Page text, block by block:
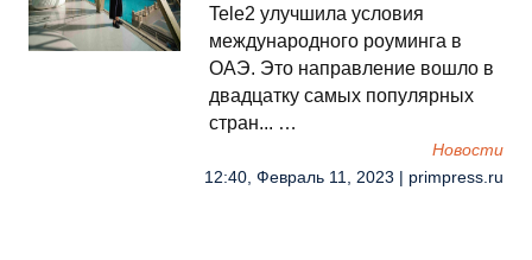
Tele2 улучшила условия
международного роуминга в
ОАЭ. Это направление вошло в
двадцатку самых популярных
стран... …
Новости
12:40, Февраль 11, 2023 | primpress.ru